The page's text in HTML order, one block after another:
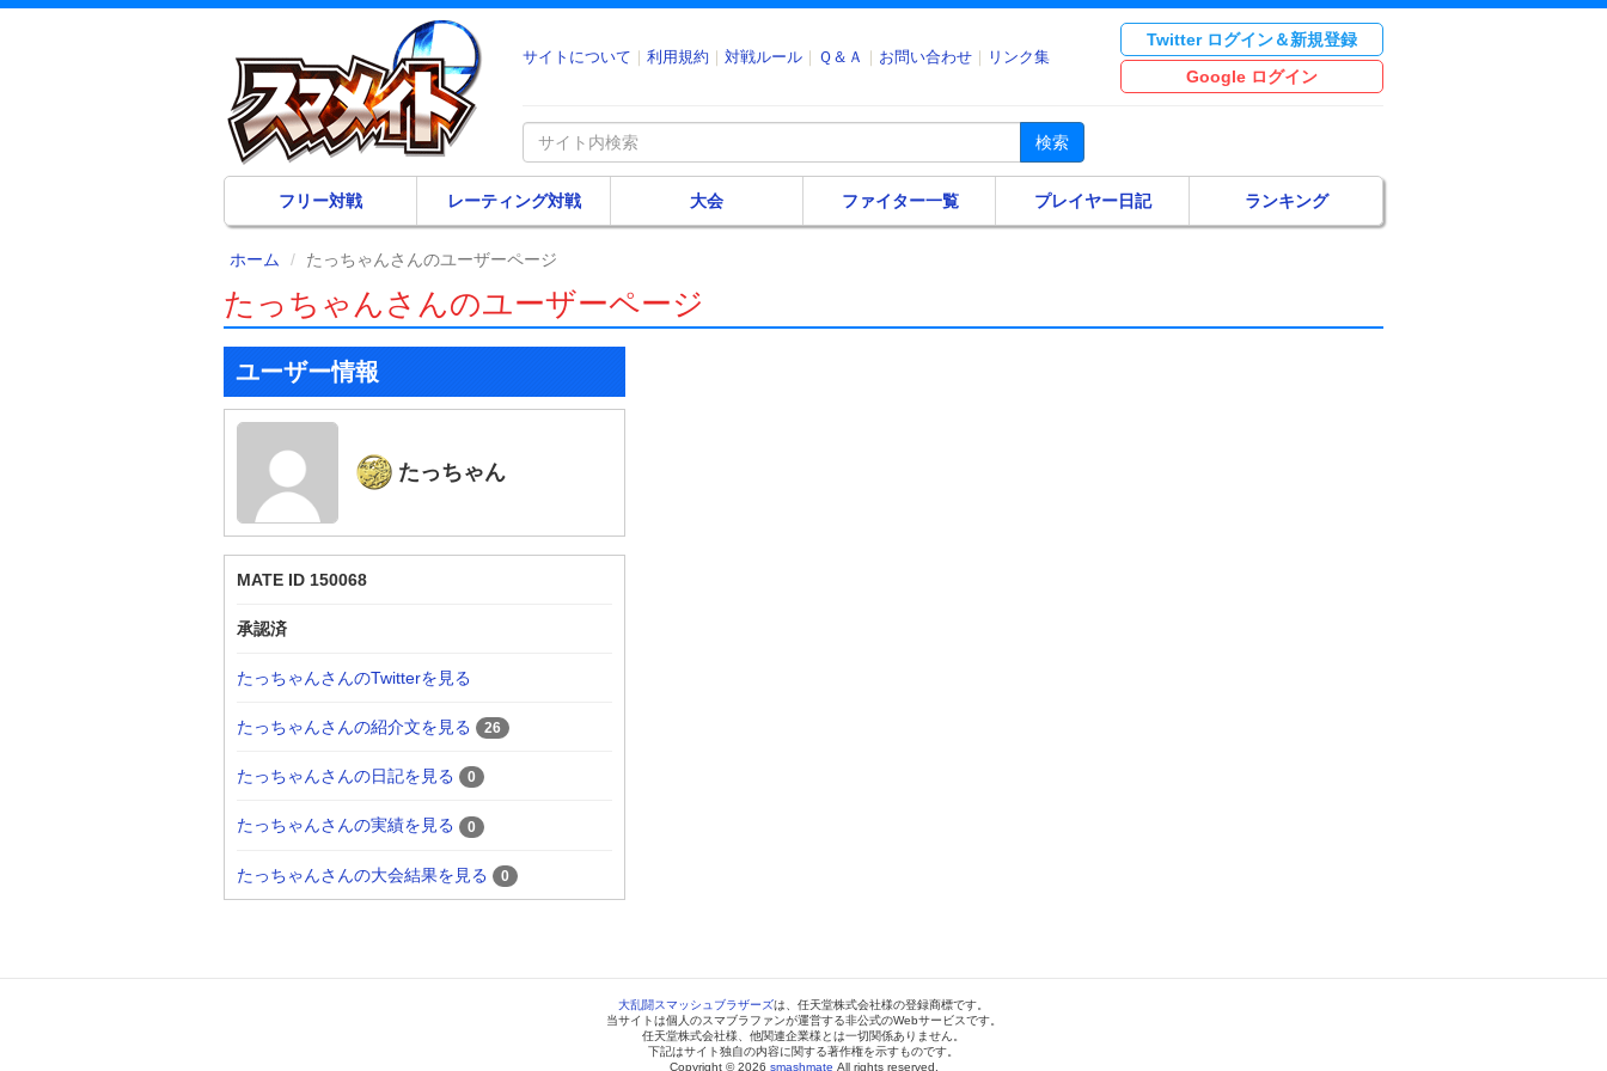
サイトについて 利用規約 対戦ルール Ｑ＆Ａ お問い合わせ リンク集
Twitter ログイン＆新規登録
Google ログイン
検索
フリー対戦 レーティング対戦 大会 ファイター一覧 プレイヤー日記 ランキング
ホーム たっちゃんさんのユーザーページ
たっちゃんさんのユーザーページ
ユーザー情報
たっちゃん
MATE ID 150068
承認済
たっちゃんさんのTwitterを見る
たっちゃんさんの紹介文を見る 26
たっちゃんさんの日記を見る 0
たっちゃんさんの実績を見る 0
たっちゃんさんの大会結果を見る 0
大乱闘スマッシュブラザーズは、任天堂株式会社様の登録商標です。
当サイトは個人のスマブラファンが運営する非公式のWebサービスです。
任天堂株式会社様、他関連企業様とは一切関係ありません。
下記はサイト独自の内容に関する著作権を示すものです。
Copyright © 2026 smashmate All rights reserved.